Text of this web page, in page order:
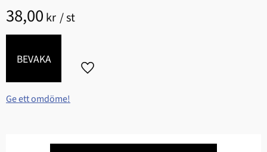
38,00 kr /st
Lägg till i favoriter
BEVAKA
Ge ett omdöme!